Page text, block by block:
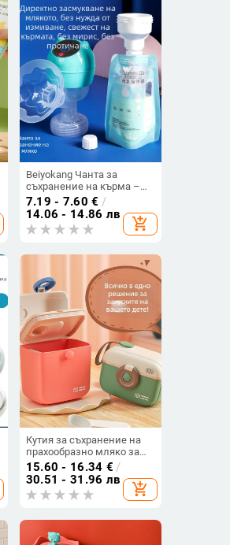
Beiyokang Чанта за
съхранение на кърма –
еднократна PET чанта за
замразяване, 10 бр.,
частна марка
7.19 - 7.60 € /
14.06 - 14.86 лв
add_shopping_cart
Кутия за съхранение на
прахообразно мляко за
бебета - преносима, с
антибактериално
уплътнение, камера-стил,
марка Daxin, за
15.60 - 16.34 € /
30.51 - 31.96 лв
add_shopping_cart